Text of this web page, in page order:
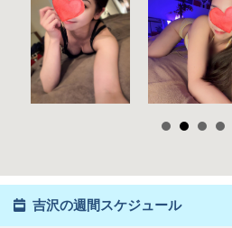
吉沢の週間スケジュール